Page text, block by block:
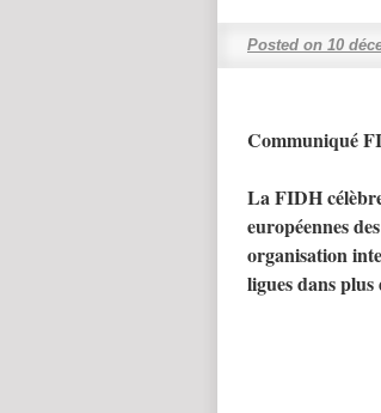
Posted on 10
Communiqué
La FIDH
européennes
organisation
ligues dans plus